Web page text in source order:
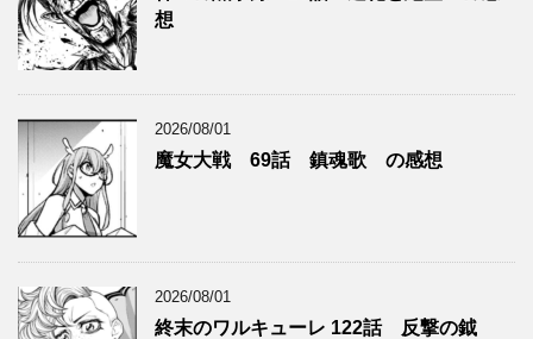
想
2026/08/01
魔女大戦 69話 鎮魂歌 の感想
2026/08/01
終末のワルキューレ 122話 反撃の鉞